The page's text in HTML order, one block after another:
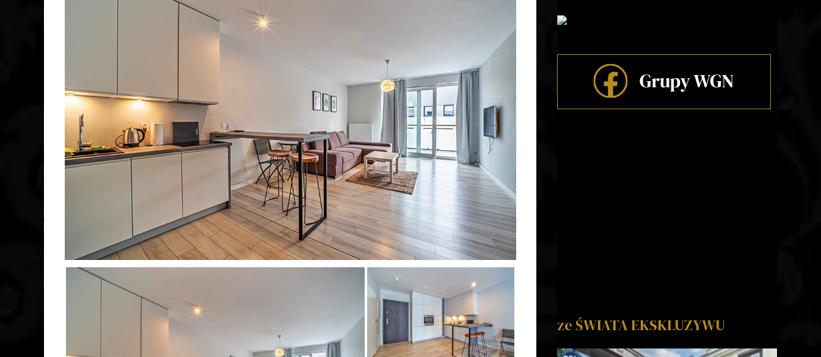
ze ŚWIATA EKSKLUZYWU